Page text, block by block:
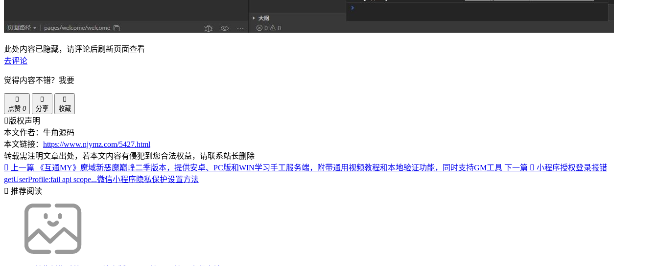
此处内容已隐藏，请评论后刷新页面查看
去评论
觉得内容不错？我要
点赞 0 分享 收藏
版权声明
本文作者：牛角源码
本文链接： https://www.njymz.com/5427.html
转载需注明文章出处，若本文内容有侵犯到您合法权益，请联系站长删除
上一篇
《互通MY》魔域新恶魔巅峰二季版本，提供安卓、PC版和WIN学习手工服务端，附带通用视频教程和本地验证功能，同时支持GM工具 下一篇
小程序授权登录报错
getUserProfile:fail api scope...微信小程序隐私保护设置方法
推荐阅读